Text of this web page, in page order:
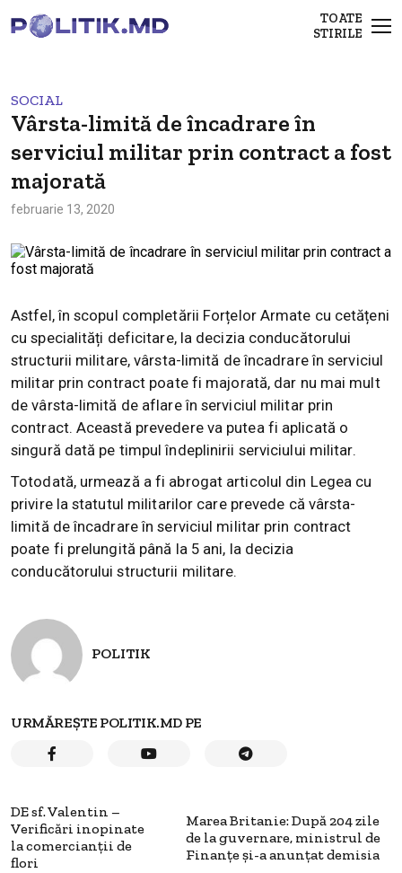
TOATE
STIRILE
SOCIAL
Vârsta-limită de încadrare în
serviciul militar prin contract a fost
majorată
februarie 13, 2020
Astfel, în scopul completării Forțelor Armate cu cetățeni
cu specialități deficitare, la decizia conducătorului
structurii militare, vârsta-limită de încadrare în serviciul
militar prin contract poate fi majorată, dar nu mai mult
de vârsta-limită de aflare în serviciul militar prin
contract. Această prevedere va putea fi aplicată o
singură dată pe timpul îndeplinirii serviciului militar.
Totodată, urmează a fi abrogat articolul din Legea cu
privire la statutul militarilor care prevede că vârsta-
limită de încadrare în serviciul militar prin contract
poate fi prelungită până la 5 ani, la decizia
conducătorului structurii militare.
POLITIK
URMĂREȘTE POLITIK.MD PE
DE sf. Valentin –
Verificări inopinate
la comercianţii de
flori
Marea Britanie: După 204 zile
de la guvernare, ministrul de
Finanţe şi-a anunţat demisia